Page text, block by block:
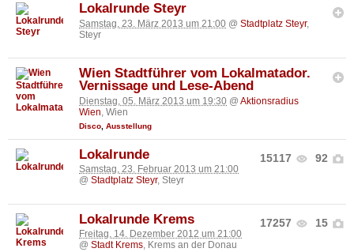
Lokalrunde Steyr
Samstag, 23. März 2013 um 21:00 @ Stadtplatz Steyr,
Steyr
Wien Stadtführer vom Lokalmatador.
Vernissage und Lese-Abend
Dienstag, 05. März 2013 um 19:30 @ Aktionsradius
Wien , Wien
Disco Ausstellung
15117 92
Lokalrunde
Samstag, 23. Februar 2013 um 21:00
@ Stadtplatz Steyr, Steyr
17257 15
Lokalrunde Krems
Freitag, 14. Dezember 2012 um 21:00
@ Stadt Krems, Krems an der Donau